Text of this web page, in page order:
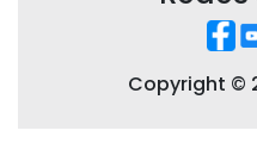
Copyright ©